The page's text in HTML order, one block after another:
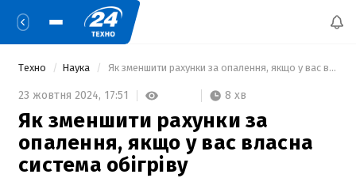
Техно Наука Як зменшити рахунки за опалення, якщо у вас власна система обігріву
23 жовтня 2024, 17:51 8 хв
Як зменшити рахунки за
опалення, якщо у вас власна
система обігріву